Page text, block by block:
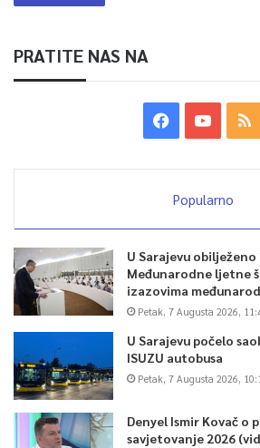
PRATITE NAS NA
Popularno
U Sarajevu
Međunarodne ljetne
izazovima
Petak, 7 Augusta 2026,
U Sarajevu počelo
ISUZU autobusa
Petak, 7 Augusta 2026,
Denyel Ismir Kovač o
savjetovanje 2026